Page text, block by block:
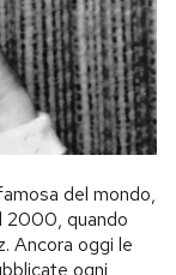
del mondo,
2000, quando
Ancora oggi le
ogni